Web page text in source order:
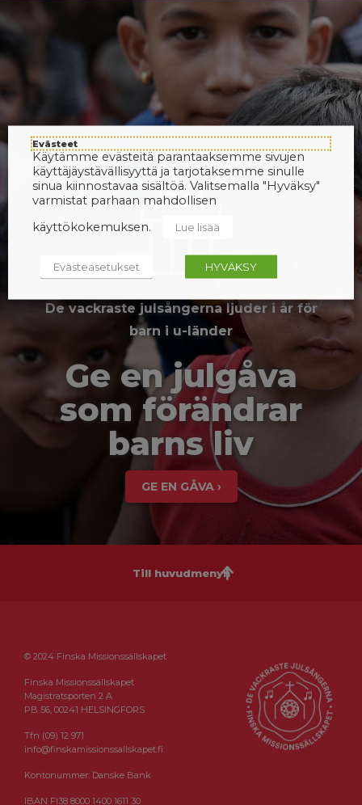
De vackraste julsångerna ljuder i år för
barn i u-länder
Ge en julgåva
som förändrar
barns liv
GE EN GÅVA ›
Till huvudmenyn
© 2024 Finska Missionssällskapet
Finska Missionssällskapet
Magistratsporten 2 A
PB 56, 00241 HELSINGFORS
Tfn (09) 12 971
info@finskamissionssallskapet.fi
Kontonummer: Danske Bank
IBAN FI38 8000 1400 1611 30
Evästeet
Käytämme evästeitä parantaaksemme sivujen
käyttäjäystävällisyyttä ja tarjotaksemme sinulle
sinua kiinnostavaa sisältöä. Valitsemalla "Hyväksy"
varmistat parhaan mahdollisen
käyttökokemuksen.
Lue lisää
Evästeasetukset HYVÄKSY